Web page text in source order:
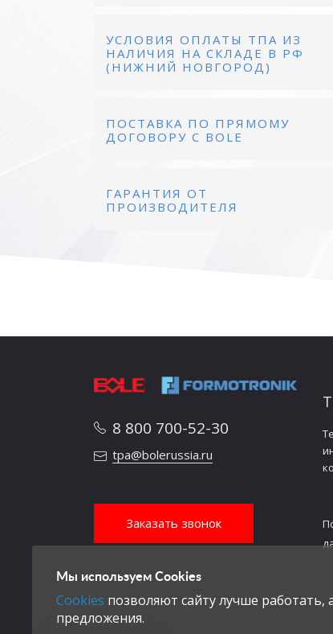
УСЛОВИЯ ОПЛАТЫ ТПА ИЗ
НАЛИЧИЯ НА СКЛАДЕ В РФ
(НИЖНИЙ НОВГОРОД)
ПОСТАВКА ПО ПРЯМОМУ
ДОГОВОРУ С BOLE
ГАРАНТИЯ ОТ
ПРОИЗВОДИТЕЛЯ
8 800 700-52-30
tpa@bolerussia.ru
Заказать звонок
Мы используем Cookies
Cookies позволяют сайту лучше
предложения.